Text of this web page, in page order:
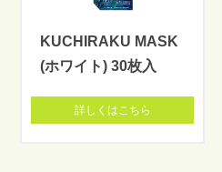
KUCHIRAKU MASK
(ホワイト) 30枚入
詳しくはこちら